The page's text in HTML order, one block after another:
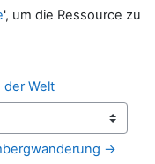
', um die Ressource zu
Welt
→